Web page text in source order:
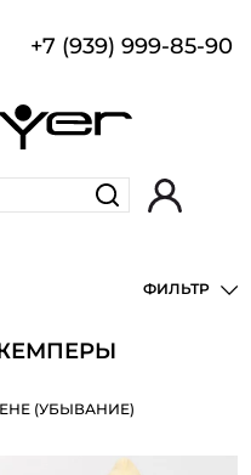
+7 (939) 999-85-90
ФИЛЬТР
(УБЫВАНИЕ)